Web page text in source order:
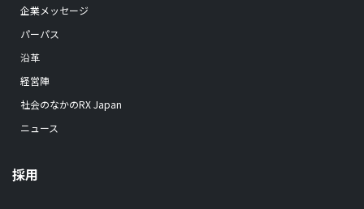
企業メッセージ
パーパス
沿革
経営陣
社会のなかのRX Japan
ニュース
採用